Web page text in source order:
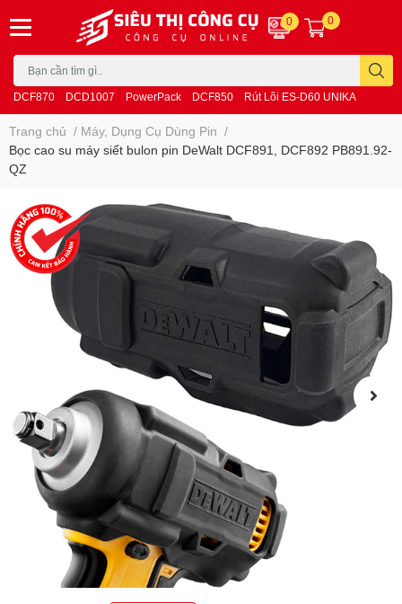
DCF870 DCD1007 PowerPack DCF850 Rút Lõi ES-D60 UNIKA
0 0
Trang chủ / Máy, Dụng Cụ Dùng Pin /
Bọc cao su máy siết bulon pin DeWalt DCF891, DCF892 PB891.92-
QZ